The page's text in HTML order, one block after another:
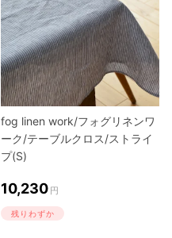
fog linen work/フォグリネンワ
ーク/テーブルクロス/ストライ
プ(S)
10,230 円
残りわずか